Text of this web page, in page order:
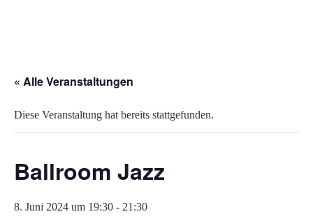
« Alle Veranstaltungen
Diese Veranstaltung hat bereits stattgefunden.
Ballroom Jazz
8. Juni 2024 um 19:30 - 21:30